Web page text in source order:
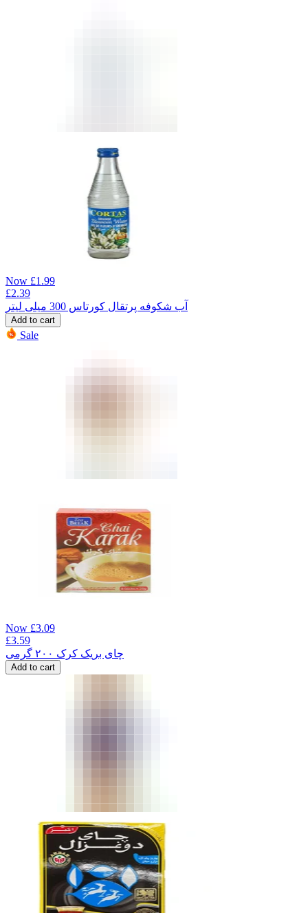
Now £1.99
£2.39
آب شکوفه پرتقال کورتاس 300 میلی لیتر
Add to cart
Sale
Now £3.09
£3.59
چای بریک کرک ۲۰۰ گرمی
Add to cart